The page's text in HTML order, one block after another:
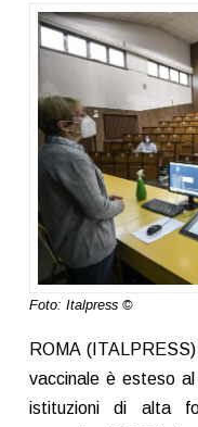
Foto: Italpress ©
ROMA
vaccinale è esteso
istituzioni di alta